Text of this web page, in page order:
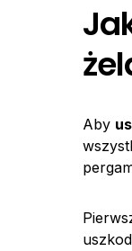
Aby